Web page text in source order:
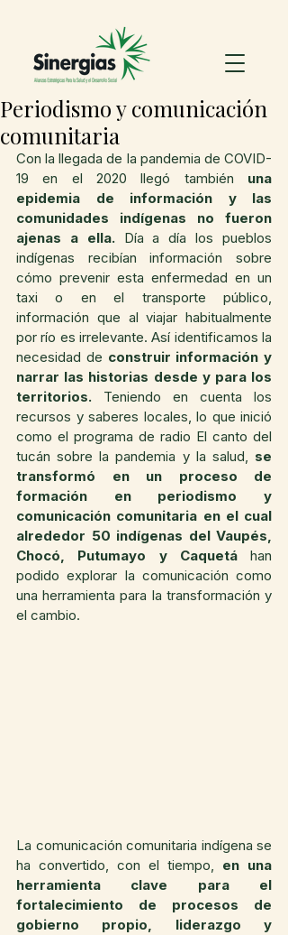
Periodismo y comunicación
comunitaria
Con la llegada de la pandemia de COVID-
19 en el 2020 llegó también una
epidemia de información y las
comunidades indígenas no fueron
ajenas a ella. Día a día los pueblos
indígenas recibían información sobre
cómo prevenir esta enfermedad en un
taxi o en el transporte público,
información que al viajar habitualmente
por río es irrelevante. Así identificamos la
necesidad de construir información y
narrar las historias desde y para los
territorios. Teniendo en cuenta los
recursos y saberes locales, lo que inició
como el programa de radio El canto del
tucán sobre la pandemia y la salud, se
transformó en un proceso de
formación en periodismo y
comunicación comunitaria en el cual
alrededor 50 indígenas del Vaupés,
Chocó, Putumayo y Caquetá han
podido explorar la comunicación como
una herramienta para la transformación y
el cambio.
La comunicación comunitaria indígena se
ha convertido, con el tiempo, en una
herramienta clave para el
fortalecimiento de procesos de
gobierno propio, liderazgo y